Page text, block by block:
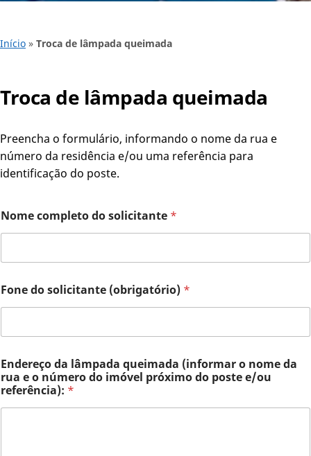
Início » Troca de lâmpada queimada
Troca de lâmpada queimada
Preencha o formulário, informando o nome da rua e
número da residência e/ou uma referência para
identificação do poste.
p
r
x
m
o
p
ó
i
m
o
Nome completo do solicitante *
Fone do solicitante (obrigatório) *
Endereço da lâmpada queimada (informar o nome da
rua e o número do imóvel próximo do poste e/ou
referência): *